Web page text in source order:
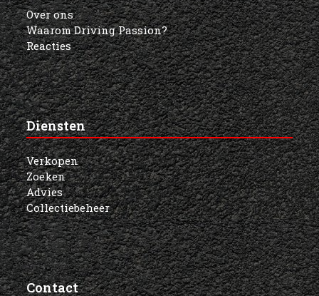
Over ons
Waarom Driving Passion?
Reacties
Diensten
Verkopen
Zoeken
Advies
Collectiebeheer
Contact